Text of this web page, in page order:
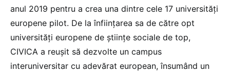
anul 2019 pentru a crea una dintre cele 17 universităţi
europene pilot. De la înființarea sa de către opt
universități europene de științe sociale de top,
CIVICA a reușit să dezvolte un campus
interuniversitar cu adevărat european, însumând un